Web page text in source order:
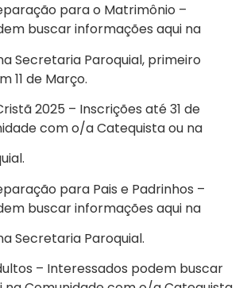
para o Matrimônio –
buscar informações aqui na
Secretaria Paroquial, primeiro
11 de Março.
2025 – Inscrições até 31 de
com o/a Catequista ou na
para Pais e Padrinhos –
buscar informações aqui na
Secretaria Paroquial.
– Interessados podem buscar